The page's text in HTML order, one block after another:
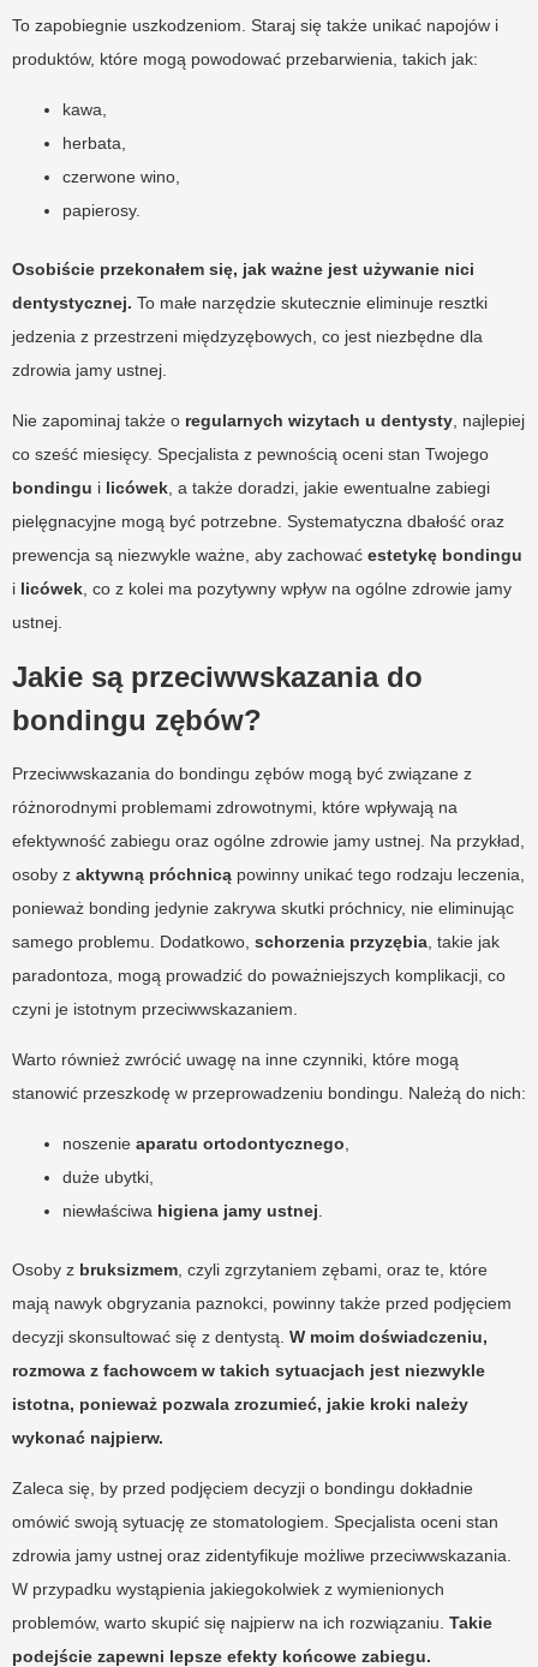
To zapobiegnie uszkodzeniom. Staraj się także unikać napojów i
produktów, które mogą powodować przebarwienia, takich jak:
kawa,
herbata,
czerwone wino,
papierosy.
Osobiście przekonałem się, jak ważne jest używanie nici
dentystycznej. To małe narzędzie skutecznie eliminuje resztki
jedzenia z przestrzeni międzyzębowych, co jest niezbędne dla
zdrowia jamy ustnej.
Nie zapominaj także o regularnych wizytach u dentysty , najlepiej
co sześć miesięcy. Specjalista z pewnością oceni stan Twojego
bondingu i licówek , a także doradzi, jakie ewentualne zabiegi
pielęgnacyjne mogą być potrzebne. Systematyczna dbałość oraz
prewencja są niezwykle ważne, aby zachować estetykę bondingu
i licówek , co z kolei ma pozytywny wpływ na ogólne zdrowie jamy
ustnej.
Jakie są przeciwwskazania do
bondingu zębów?
Przeciwwskazania do bondingu zębów mogą być związane z
różnorodnymi problemami zdrowotnymi, które wpływają na
efektywność zabiegu oraz ogólne zdrowie jamy ustnej. Na przykład,
osoby z aktywną próchnicą powinny unikać tego rodzaju leczenia,
ponieważ bonding jedynie zakrywa skutki próchnicy, nie eliminując
samego problemu. Dodatkowo, schorzenia przyzębia , takie jak
paradontoza, mogą prowadzić do poważniejszych komplikacji, co
czyni je istotnym przeciwwskazaniem.
Warto również zwrócić uwagę na inne czynniki, które mogą
stanowić przeszkodę w przeprowadzeniu bondingu. Należą do nich:
noszenie aparatu ortodontycznego
duże ubytki,
niewłaściwa higiena jamy ustnej
Osoby z bruksizmem , czyli zgrzytaniem zębami, oraz te, które
mają nawyk obgryzania paznokci, powinny także przed podjęciem
decyzji skonsultować się z dentystą. W moim doświadczeniu,
rozmowa z fachowcem w takich sytuacjach jest niezwykle
istotna, ponieważ pozwala zrozumieć, jakie kroki należy
wykonać najpierw.
Zaleca się, by przed podjęciem decyzji o bondingu dokładnie
omówić swoją sytuację ze stomatologiem. Specjalista oceni stan
zdrowia jamy ustnej oraz zidentyfikuje możliwe przeciwwskazania.
W przypadku wystąpienia jakiegokolwiek z wymienionych
problemów, warto skupić się najpierw na ich rozwiązaniu. Takie
podejście zapewni lepsze efekty końcowe zabiegu.